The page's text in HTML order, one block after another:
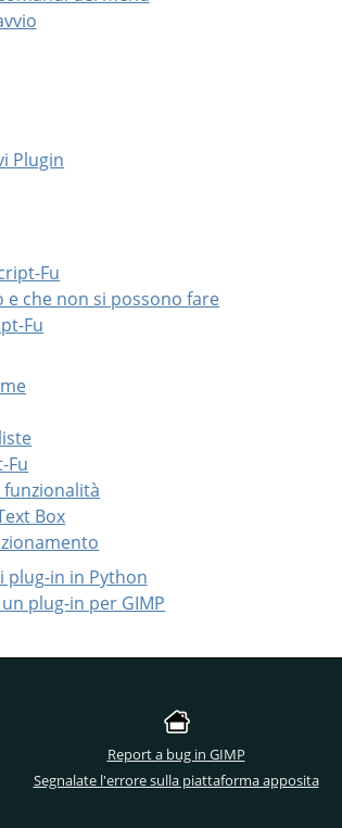
Plugin
Fu
e che non si possono fare
Fu
Fu
Box
in in Python
plug-in per GIMP
Report a bug in GIMP
Segnalate l'errore sulla piattaforma apposita